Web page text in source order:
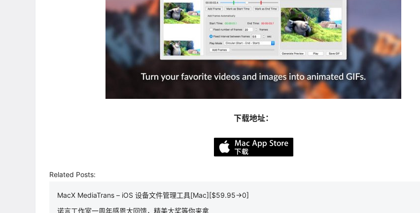
下载地址：
Related Posts:
MacX MediaTrans – iOS 设备文件管理工具[Mac][$59.95→0]
诺言工作室一周年感恩大回馈，精美大奖等你来拿